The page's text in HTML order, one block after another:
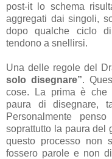
post-it lo schema
aggregati dai singoli,
dopo qualche ciclo
tendono a snellirsi.
Una delle regole del
solo disegnare”.
cose. La prima è che
paura di disegnare,
Personalmente
soprattutto la paura del
questo processo non
fossero parole e non